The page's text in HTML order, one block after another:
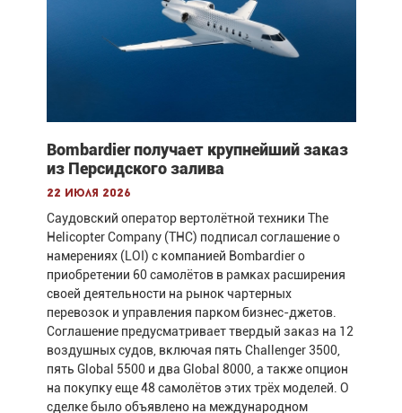
Bombardier получает крупнейший заказ
из Персидского залива
22 июля 2026
Саудовский оператор вертолётной техники The
Helicopter Company (THC) подписал соглашение о
намерениях (LOI) с компанией Bombardier о
приобретении 60 самолётов в рамках расширения
своей деятельности на рынок чартерных
перевозок и управления парком бизнес-джетов.
Соглашение предусматривает твердый заказ на 12
воздушных судов, включая пять Challenger 3500,
пять Global 5500 и два Global 8000, а также опцион
на покупку еще 48 самолётов этих трёх моделей. О
сделке было объявлено на международном